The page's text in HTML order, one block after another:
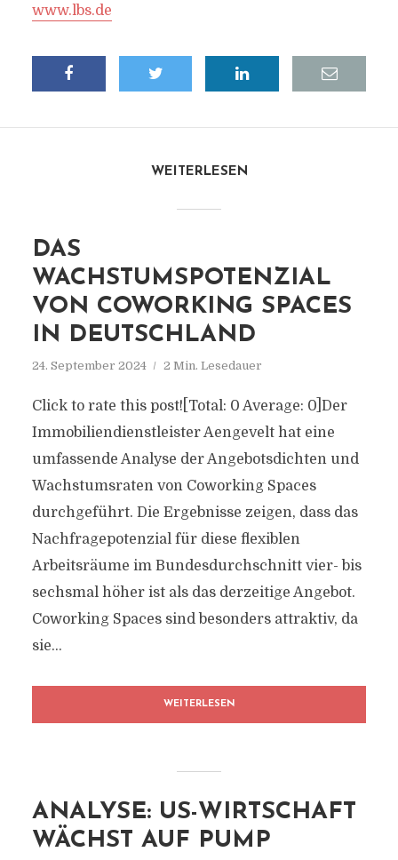
www.lbs.de
WEITERLESEN
DAS
WACHSTUMSPOTENZIAL
VON COWORKING SPACES
IN DEUTSCHLAND
24. September 2024 2 Min. Lesedauer
Click to rate this post![Total: 0 Average: 0]Der
Immobiliendienstleister Aengevelt hat eine
umfassende Analyse der Angebotsdichten und
Wachstumsraten von Coworking Spaces
durchgeführt. Die Ergebnisse zeigen, dass das
Nachfragepotenzial für diese flexiblen
Arbeitsräume im Bundesdurchschnitt vier- bis
sechsmal höher ist als das derzeitige Angebot.
Coworking Spaces sind besonders attraktiv, da
sie...
WEITERLESEN
ANALYSE: US-WIRTSCHAFT
WÄCHST AUF PUMP